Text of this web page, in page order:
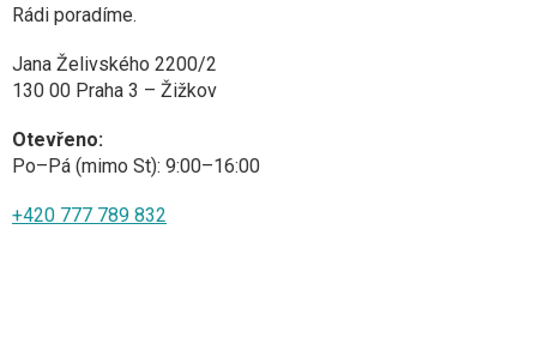
Rádi poradíme.
Jana Želivského 2200/2
130 00 Praha 3 – Žižkov
Otevřeno:
Po–Pá (mimo St): 9:00–16:00
+420 777 789 832